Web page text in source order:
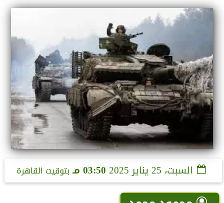
السبت، 25 يناير 2025 03:50 مـ بتوقيت القاهرة